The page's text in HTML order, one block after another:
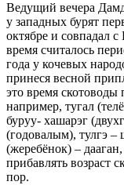
Ведущий вечера
у западных бурят
октябре и совпадал
время считалось
года у кочевых
принеся весной
это время скотоводы
например, тугал
буруу- хашарэг
(годовалым), тулгэ –
(жеребёнок) –
прибавлять возраст
пор.